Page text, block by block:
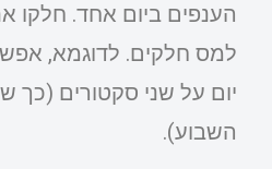
הענפים ביום אחד. חלקו
למס חלקים. לדוגמא,
יום על שני סקטורים
השבוע).